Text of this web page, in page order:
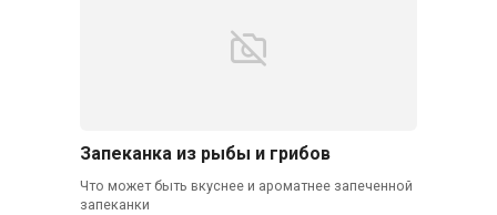
Запеканка из рыбы и грибов
Что может быть вкуснее и ароматнее запеченной
запеканки